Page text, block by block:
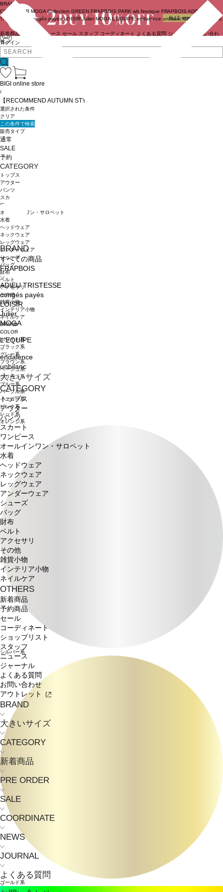
ログイン
BRAND
COUTURIER MOGA Collection GREEN FRAPBOIS PARK wb feerique FRAPBOIS ADIEU
TRISTESSE
congés payés LOISIR Julier MOGA L'EQUIPE endalence unbilanc BIGI online store
新着商品 ニュース セール スタッフ コーディネート よくある質問 ジャーナル
お問い合わ
せ
BRAND
すべての商品
FRAPBOIS
ADIEU TRISTESSE
congés payés
LOISIR
Julier
MOGA
L'EQUIPE
endalence
unbilanc
大きいサイズ
CATEGORY
トップス
アウター
パンツ
スカート
ワンピース
オールインワン・サロペット
水着
ヘッドウェア
ネックウェア
レッグウェア
アンダーウェア
シューズ
バッグ
財布
ベルト
アクセサリ
その他
雑貨小物
インテリア小物
ネイルケア
OTHERS
新着商品
予約商品
セール
コーディネート
ショップリスト
スタッフ
ニュース
ジャーナル
よくある質問
お問い合わせ
アウトレット
BRAND
大きいサイズ
CATEGORY
新着商品
PRE ORDER
SALE
COORDINATE
NEWS
JOURNAL
よくある質問
BIGI online store
/
【RECOMMEND AUTUMN STYLING IDEAS】
選択された条件
クリア
この条件で検索
販売タイプ
通常
SALE
予約
CATEGORY
トップス
アウター
パンツ
スカート
ワンピース
オールインワン・サロペット
水着
ヘッドウェア
ネックウェア
レッグウェア
アンダーウェア
シューズ
バッグ
財布
ベルト
アクセサリ
その他
雑貨小物
インテリア小物
ネイルケア
BRAND
COLOR
ホワイト系
ブラック系
グレー系
ブラウン系
ベージュ系
グリーン系
ブルー系
パープル系
イエロー系
ピンク系
レッド系
オレンジ系
シルバー系
ゴールド系